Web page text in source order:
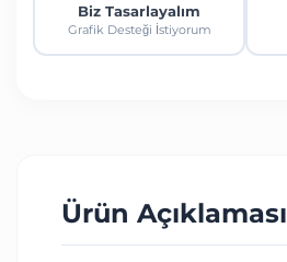
Biz Tasarlayalım
Grafik Desteği İstiyorum
Ürün Açıklaması